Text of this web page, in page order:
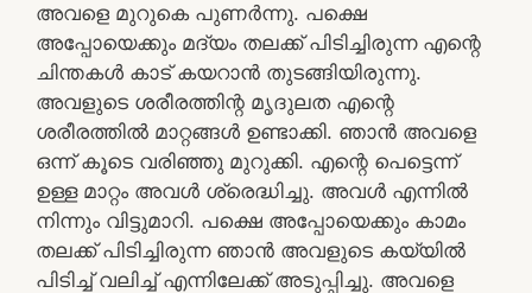
അവളെ മുറുകെ പുണർന്നു. പക്ഷെ
അപ്പോയെക്കും മദ്യം തലക്ക് പിടിച്ചിരുന്ന എന്റെ
ചിന്തകൾ കാട് കയറാൻ തുടങ്ങിയിരുന്നു.
അവളുടെ ശരീരത്തിന്റ മൃദുലത എന്റെ
ശരീരത്തിൽ മാറ്റങ്ങൾ ഉണ്ടാക്കി. ഞാൻ അവളെ
ഒന്ന് കൂടെ വരിഞ്ഞു മുറുക്കി. എന്റെ പെട്ടെന്ന്
ഉള്ള മാറ്റം അവൾ ശ്രെദ്ധിച്ചു. അവൾ എന്നിൽ
നിന്നും വിട്ടുമാറി. പക്ഷെ അപ്പോയെക്കും കാമം
തലക്ക് പിടിച്ചിരുന്ന ഞാൻ അവളുടെ കയ്യിൽ
പിടിച്ച് വലിച്ച് എന്നിലേക്ക് അടുപ്പിച്ചു. അവളെ